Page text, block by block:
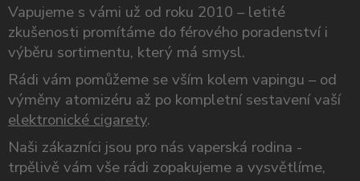
Vapujeme s vámi už od roku 2010 – letité
zkušenosti promítáme do férového poradenství i
výběru sortimentu, který má smysl.
Rádi vám pomůžeme se vším kolem vapingu – od
výměny atomizéru až po kompletní sestavení vaší
elektronické cigarety.
Naši zákazníci jsou pro nás vaperská rodina -
trpělivě vám vše rádi zopakujeme a vysvětlíme,